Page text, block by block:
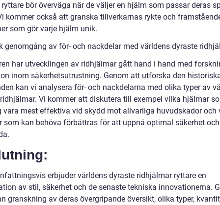
bör överväga när de väljer en hjälm som passar deras
kommer också att granska tillverkarnas rykte och
som gör varje hjälm unik.
genomgång av för- och nackdelar med världens dyraste
har utvecklingen av ridhjälmar gått hand i hand med
inom säkerhetsutrustning. Genom att utforska den
kan vi analysera för- och nackdelarna med olika typer av
Vi kommer att diskutera till exempel vilka hjälmar
vara mest effektiva vid skydd mot allvarliga huvudskador och
som kan behöva förbättras för att uppnå optimal säkerhet och
erbjuder världens dyraste ridhjälmar ryttare en
av stil, säkerhet och de senaste tekniska innovationerna.
granskning av deras övergripande översikt, olika typer,